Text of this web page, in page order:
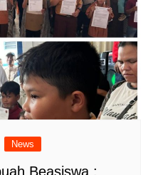
News
Beasiswa :